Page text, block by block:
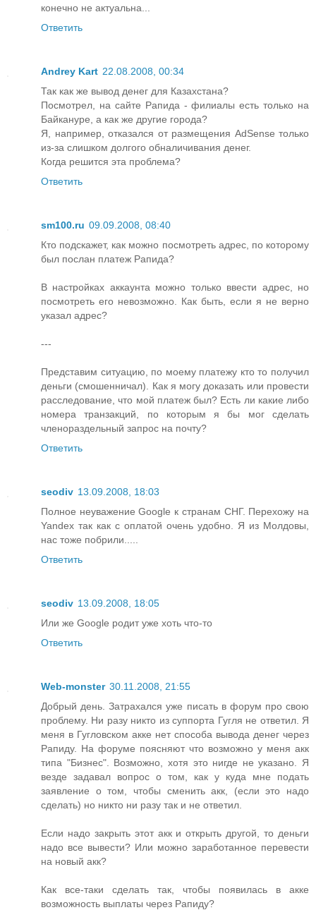
конечно не актуальна...
Ответить
Andrey Kart 22.08.2008, 00:34
Так как же вывод денег для Казахстана?
Посмотрел, на сайте Рапида - филиалы есть только на
Байкануре, а как же другие города?
Я, например, отказался от размещения AdSense только
из-за слишком долгого обналичивания денег.
Когда решится эта проблема?
Ответить
sm100.ru 09.09.2008, 08:40
Кто подскажет, как можно посмотреть адрес, по которому
был послан платеж Рапида?
В настройках аккаунта можно только ввести адрес, но
посмотреть его невозможно. Как быть, если я не верно
указал адрес?
---
Представим ситуацию, по моему платежу кто то получил
деньги (смошенничал). Как я могу доказать или провести
расследование, что мой платеж был? Есть ли какие либо
номера транзакций, по которым я бы мог сделать
членораздельный запрос на почту?
Ответить
seodiv 13.09.2008, 18:03
Полное неуважение Google к странам СНГ. Перехожу на
Yandex так как с оплатой очень удобно. Я из Молдовы,
нас тоже побрили.....
Ответить
seodiv 13.09.2008, 18:05
Или же Google родит уже хоть что-то
Ответить
Web-monster 30.11.2008, 21:55
Добрый день. Затрахался уже писать в форум про свою
проблему. Ни разу никто из суппорта Гугля не ответил. Я
меня в Гугловском акке нет способа вывода денег через
Рапиду. На форуме поясняют что возможно у меня акк
типа "Бизнес". Возможно, хотя это нигде не указано. Я
везде задавал вопрос о том, как у куда мне подать
заявление о том, чтобы сменить акк, (если это надо
сделать) но никто ни разу так и не ответил.
Если надо закрыть этот акк и открыть другой, то деньги
надо все вывести? Или можно заработанное перевести
на новый акк?
Как все-таки сделать так, чтобы появилась в акке
возможность выплаты через Рапиду?